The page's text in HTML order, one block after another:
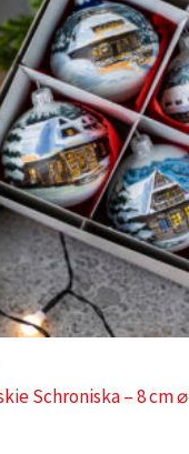
Schroniska – 8 cm ⌀